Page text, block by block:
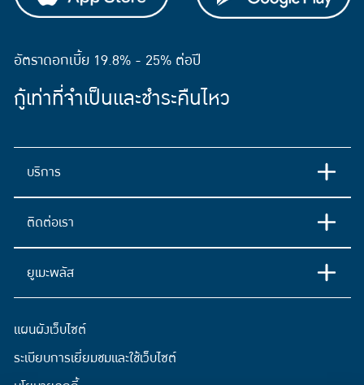
อัตราดอกเบี้ย 19.8% - 25% ต่อปี
กู้เท่าที่จำเป็นและชำระคืนไหว
บริการ
ติดต่อเรา
ยูเมะพลัส
แผนผังเว็บไซต์
ระเบียบการเยี่ยมชมและใช้เว็บไซต์